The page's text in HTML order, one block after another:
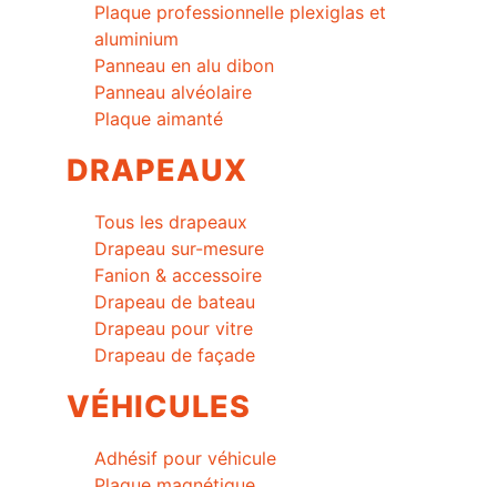
Plaque professionnelle plexiglas et
aluminium
Panneau en alu dibon
Panneau alvéolaire
Plaque aimanté
DRAPEAUX
Tous les drapeaux
Drapeau sur-mesure
Fanion & accessoire
Drapeau de bateau
Drapeau pour vitre
Drapeau de façade
VÉHICULES
Adhésif pour véhicule